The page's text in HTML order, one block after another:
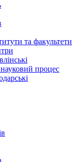
та факультети
процес